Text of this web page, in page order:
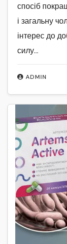
ADMIN
спосіб
і загальну
інтерес до
силу…